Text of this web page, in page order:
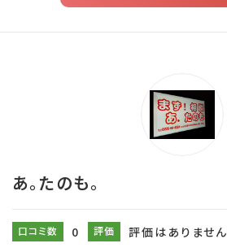
あ。たのも。
口コミ数 0 評価 評価はありません